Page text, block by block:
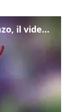
Frana lambisce le case di Auronzo, il video dall'elicottero dei vigili del fuoco